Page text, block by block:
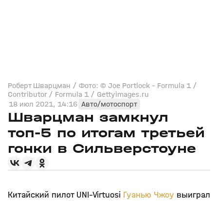
Роберт Шварцман / Фото: © Joe Portlock - Formula 1 /
Contributor / Formula 1 / Gettyimages.ru
18 июл 2021, 14:16 Авто/мотоспорт
Шварцман замкнул
топ-5 по итогам третьей
гонки в Сильверстоуне
Китайский пилот UNI–Virtuosi Гуанью Чжоу выиграл